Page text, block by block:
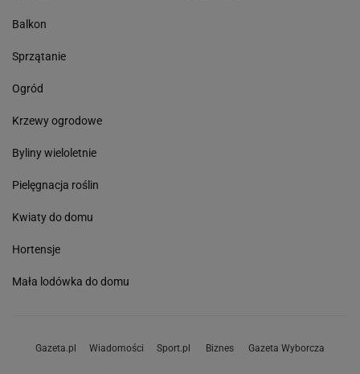
Balkon
Sprzątanie
Ogród
Krzewy ogrodowe
Byliny wieloletnie
Pielęgnacja roślin
Kwiaty do domu
Hortensje
Mała lodówka do domu
Gazeta.pl Wiadomości Sport.pl Biznes Gazeta Wyborcza